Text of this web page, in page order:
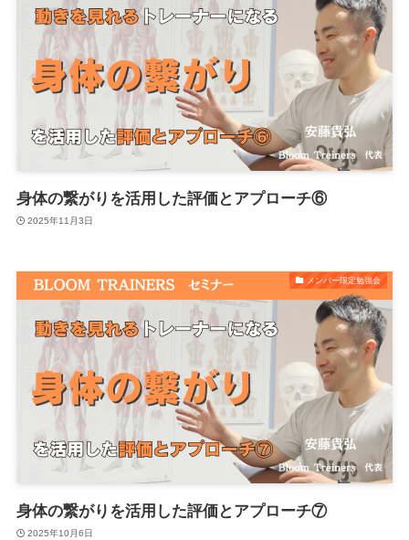
身体の繋がりを活用した評価とアプローチ⑥
2025年11月3日
メンバー限定勉強会
身体の繋がりを活用した評価とアプローチ⑦
2025年10月6日